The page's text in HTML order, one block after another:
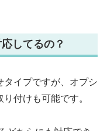
してるの？
イプですが、オプシ
付けも可能です。